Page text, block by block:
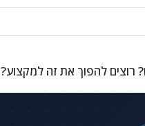
רוצים להפוך את זה למקצוע?